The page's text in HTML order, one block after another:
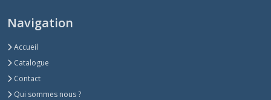
Navigation
Accueil
Catalogue
Contact
Qui sommes nous ?